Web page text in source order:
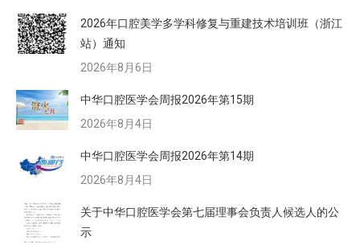
2026年口腔美学多学科修复与重建技术培训班（浙江
站）通知
2026年8月6日
中华口腔医学会周报2026年第15期
2026年8月4日
中华口腔医学会周报2026年第14期
2026年8月4日
关于中华口腔医学会第七届理事会负责人候选人的公
示